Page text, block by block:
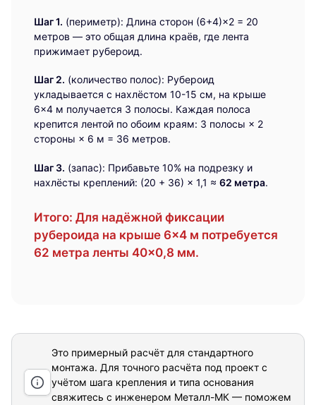
Шаг 1. (периметр): Длина сторон (6+4)×2 = 20
метров — это общая длина краёв, где лента
прижимает рубероид.
Шаг 2. (количество полос): Рубероид
укладывается с нахлёстом 10-15 см, на крыше
6×4 м получается 3 полосы. Каждая полоса
крепится лентой по обоим краям: 3 полосы × 2
стороны × 6 м = 36 метров.
Шаг 3. (запас): Прибавьте 10% на подрезку и
нахлёсты креплений: (20 + 36) × 1,1 ≈ 62 метра.
Итого: Для надёжной фиксации
рубероида на крыше 6×4 м потребуется
62 метра ленты 40×0,8 мм.
Это примерный расчёт для стандартного
монтажа. Для точного расчёта под проект с
учётом шага крепления и типа основания
свяжитесь с инженером Металл-МК — поможем